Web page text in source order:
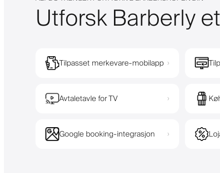
Utforsk Barberly
Tilpasset merkevare-mobilapp ›
Avtaletavle for TV ›
Google booking-integrasjon ›